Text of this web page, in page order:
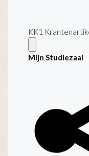
KK1
Mijn Studiezaal